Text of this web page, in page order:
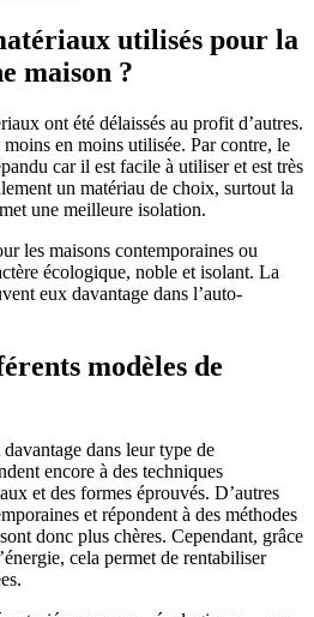
utilisés pour la
maison ?
ont été délaissés au profit d’autres.
en moins utilisée. Par contre, le
car il est facile à utiliser et est très
un matériau de choix, surtout la
une meilleure isolation.
les maisons contemporaines ou
écologique, noble et isolant. La
eux davantage dans l’auto-
modèles de
dans leur type de
encore à des techniques
et des formes éprouvés. D’autres
et répondent à des méthodes
donc plus chères. Cependant, grâce
cela permet de rentabiliser